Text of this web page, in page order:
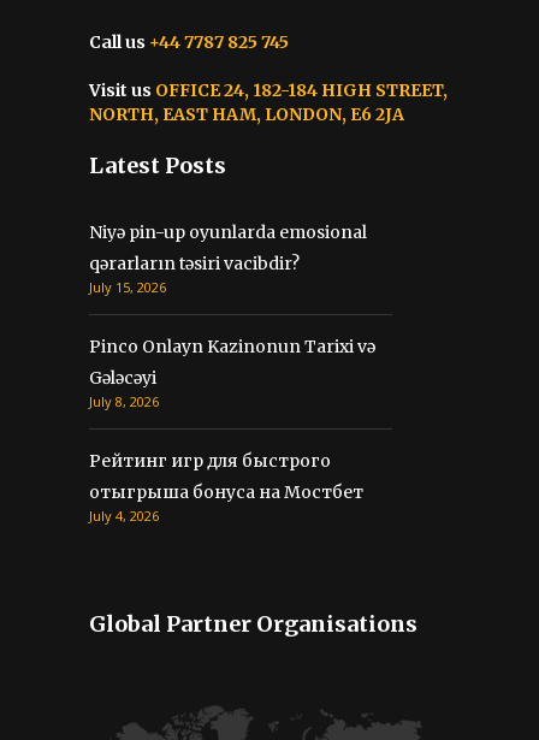
Call us +44 7787 825 745
Visit us OFFICE 24, 182-184 HIGH STREET,
NORTH, EAST HAM, LONDON, E6 2JA
Latest Posts
Niyə pin-up oyunlarda emosional
qərarların təsiri vacibdir?
July 15, 2026
Pinco Onlayn Kazinonun Tarixi və
Gələcəyi
July 8, 2026
Рейтинг игр для быстрого
отыгрыша бонуса на Мостбет
July 4, 2026
Global Partner Organisations